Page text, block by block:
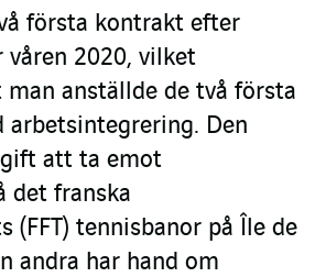
första kontrakt efter
våren 2020, vilket
anställde de två första
arbetsintegrering. Den
att ta emot
det franska
(FFT) tennisbanor på Île de
andra har hand om